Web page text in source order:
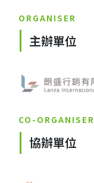
ORGANISER
主辦單位
CO-ORGANISER
協辦單位